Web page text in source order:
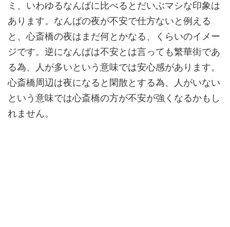
ミ、いわゆるなんばに比べるとだいぶマシな印象は
あります。なんばの夜が不安で仕方ないと例える
と、心斎橋の夜はまだ何とかなる、くらいのイメー
ジです。逆になんばは不安とは言っても繁華街であ
る為、人が多いという意味では安心感があります。
心斎橋周辺は夜になると閑散とする為、人がいない
という意味では心斎橋の方が不安が強くなるかもし
れません。